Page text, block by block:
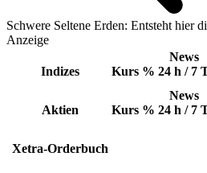
Schwere Seltene Erden: Entsteht hier
Anzeige
Indizes Kurs %
News
24 h / 7
Aktien Kurs %
News
24 h / 7
Xetra-Orderbuch